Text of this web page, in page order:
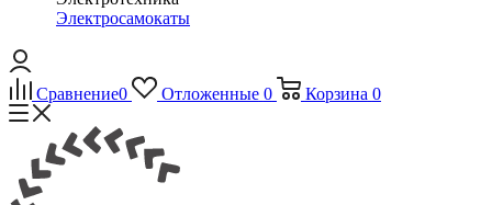
Электросамокаты
Сравнение0 Отложенные 0 Корзина 0